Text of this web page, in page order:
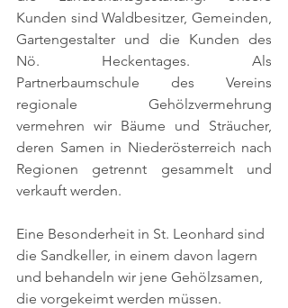
Kunden sind Waldbesitzer, Gemeinden,
Gartengestalter und die Kunden des
Nö. Heckentages. Als
Partnerbaumschule des Vereins
regionale Gehölzvermehrung
vermehren wir Bäume und Sträucher,
deren Samen in Niederösterreich nach
Regionen getrennt gesammelt und
verkauft werden.
Eine Besonderheit in St. Leonhard sind
die Sandkeller, in einem davon lagern
und behandeln wir jene Gehölzsamen,
die vorgekeimt werden müssen.